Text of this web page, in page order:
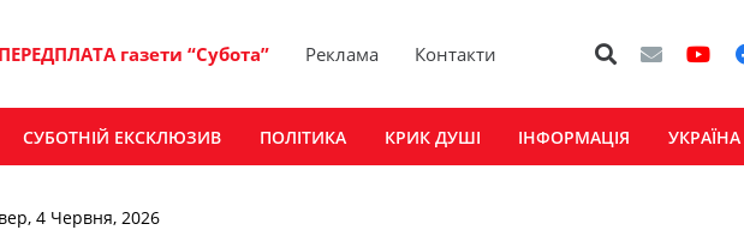
ПЕРЕДПЛАТА газети “Субота” Реклама Контакти
СУБОТНІЙ ЕКСКЛЮЗИВ ПОЛІТИКА КРИК ДУШІ ІНФОРМАЦІЯ УКРАЇНА
4 Червня, 2026